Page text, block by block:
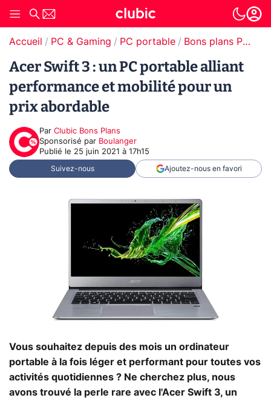
Accueil PC & Gaming PC portable Bons plans PC portable
Acer Swift 3 : un PC portable alliant
performance et mobilité pour un
prix abordable
Par Clubic Bons Plans
sponsorisé par Boulanger
Publié le 25 juin 2021 à 17h15
Suivez-nous Ajoutez-nous en favori
Vous souhaitez depuis des mois un ordinateur
portable à la fois léger et performant pour toutes vos
activités quotidiennes ? Ne cherchez plus, nous
avons trouvé la perle rare avec l'Acer Swift 3, un